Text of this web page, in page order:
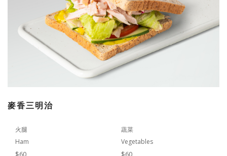
麥香三明治
火腿
Ham
$60
蔬菜
Vegetables
$60